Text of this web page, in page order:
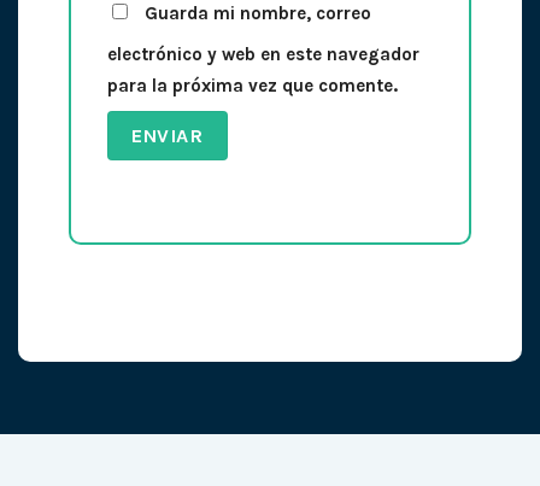
Guarda mi nombre, correo
electrónico y web en este navegador
para la próxima vez que comente.